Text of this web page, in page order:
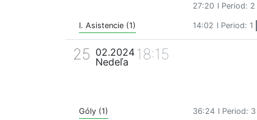
27:20 I Period: 2
I. Asistencie (1) 14:02 I Period: 1
25 02.2024
Nedeľa
18:15
Góly (1) 36:24 I Period: 3